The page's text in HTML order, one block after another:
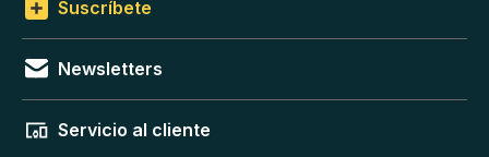
Suscríbete
Newsletters
Servicio al cliente